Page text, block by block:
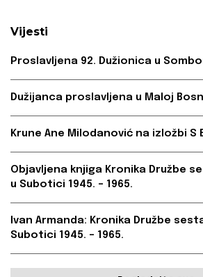
Vijesti
Proslavljena 92. Dužionica u
Dužijanca proslavljena u Maloj
Krune Ane Milodanović na izložbi S
Objavljena knjiga Kronika Družbe
u Subotici 1945. – 1965.
Ivan Armanda: Kronika Družbe
Subotici 1945. – 1965.